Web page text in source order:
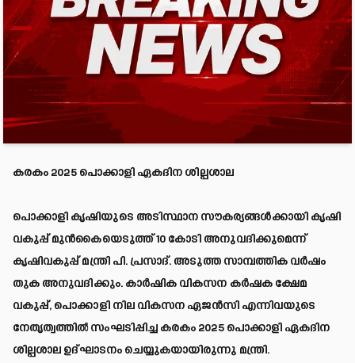
കരകം 2025 പൊക്കാളി ഏകദിന ശില്പശാല
പൊക്കാളി കൃഷിയുടെ അടിസ്ഥാന സൗകര്യങ്ങൾക്കായി കൃഷി
വകുപ്പ് മുൻകൈയെടുത്ത് 10 കോടി അനുവദിക്കുമെന്ന്
കൃഷിവകുപ്പ് മന്ത്രി പി. പ്രസാദ്. അടുത്ത സാമ്പത്തിക വർഷം
തുക അനുവദിക്കും. കാർഷിക വികസന കർഷക ക്ഷേമ
വകുപ്പ്, പൊക്കാളി നില വികസന ഏജൻസി എന്നിവയുടെ
നേതൃത്വത്തിൽ സംഘടിപ്പിച്ച കരകം 2025 പൊക്കാളി ഏകദിന
ശില്പശാല ഉദ്ഘാടനം ചെയ്യുകയായിരുന്നു മന്ത്രി.